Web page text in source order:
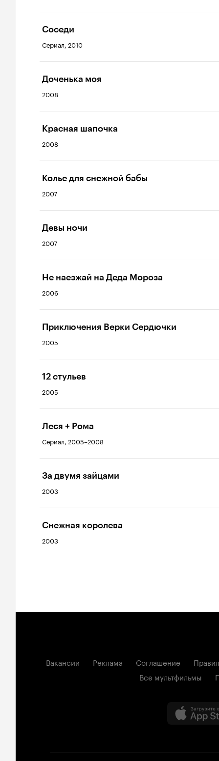
Соседи
Сериал, 2010
Доченька моя
2008
Красная шапочка
2008
Колье для снежной бабы
2007
Девы ночи
2007
Не наезжай на Деда Мороза
2006
Приключения Верки Сердючки
2005
12 стульев
2005
Леся + Рома
Сериал, 2005–2008
За двумя зайцами
2003
Снежная королева
2003
Вакансии Реклама Соглашение
Все мультфильмы